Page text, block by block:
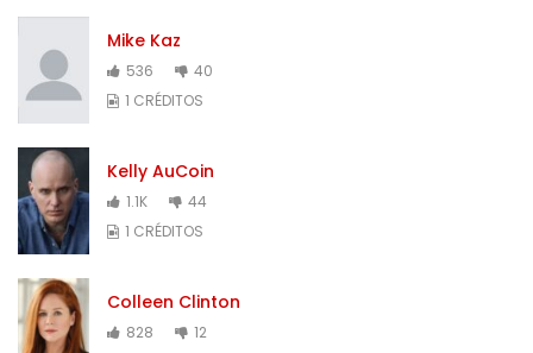
Mike Kaz
536
40
1 CRÉDITOS
Kelly AuCoin
1.1K
44
1 CRÉDITOS
Colleen Clinton
828
12